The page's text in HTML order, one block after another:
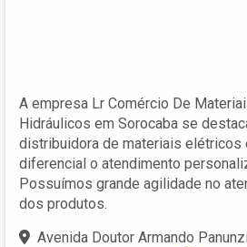
A empresa Lr Comércio De
Hidráulicos em Sorocaba se
distribuidora de materiais elétricos
diferencial o atendimento
Possuímos grande agilidade no
dos produtos.
Avenida Doutor Armando